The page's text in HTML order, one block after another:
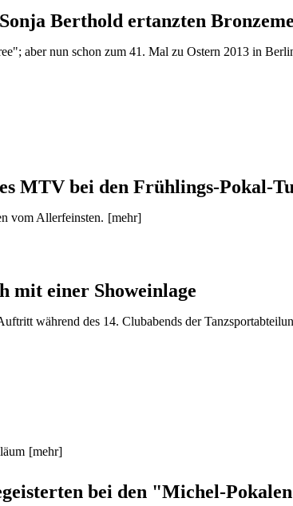
Berthold ertanzten
aber nun schon zum 41. Mal zu Ostern 2013 in
MTV bei den Frühlings-Pokal-
vom Allerfeinsten. [mehr]
mit einer Showeinlage
während des 14. Clubabends der
[mehr]
bei den "Michel-